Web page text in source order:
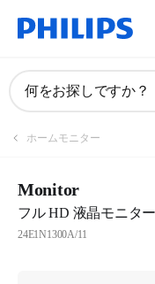
何をお探しですか？
ホームモニター
Monitor
フル HD 液晶モニター
24E1N1300A/11